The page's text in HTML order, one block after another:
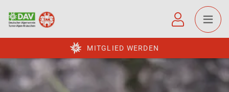
MITGLIED WERDEN